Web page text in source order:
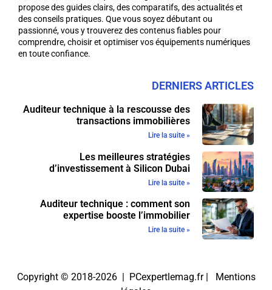
propose des guides clairs, des comparatifs, des actualités et
des conseils pratiques. Que vous soyez débutant ou
passionné, vous y trouverez des contenus fiables pour
comprendre, choisir et optimiser vos équipements numériques
en toute confiance.
DERNIERS ARTICLES
Auditeur technique à la rescousse des
transactions immobilières
Lire la suite »
Les meilleures stratégies
d’investissement à Silicon Dubai
Lire la suite »
Auditeur technique : comment son
expertise booste l’immobilier
Lire la suite »
Copyright © 2018-2026 | PCexpertlemag.fr | Mentions